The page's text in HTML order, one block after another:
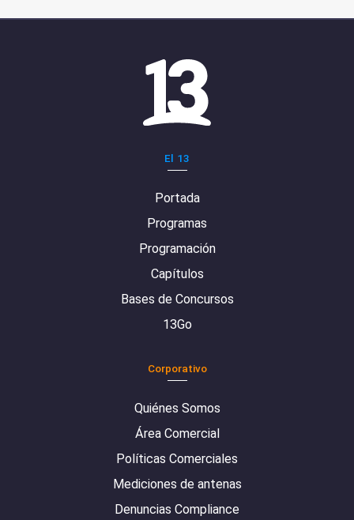
El 13
Portada
Programas
Programación
Capítulos
Bases de Concursos
13Go
Corporativo
Quiénes Somos
Área Comercial
Políticas Comerciales
Mediciones de antenas
Denuncias Compliance